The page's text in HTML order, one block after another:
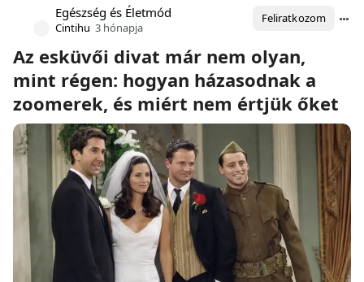
Egészség és Életmód
Cintihu 3 hónapja
Feliratkozom
Az esküvői divat már nem olyan,
mint régen: hogyan házasodnak a
zoomerek, és miért nem értjük őket